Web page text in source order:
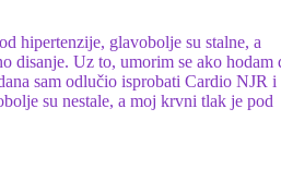
hipertenzije, glavobolje su stalne, a
disanje. Uz to, umorim se ako hodam
sam odlučio isprobati Cardio NJR i
su nestale, a moj krvni tlak je pod